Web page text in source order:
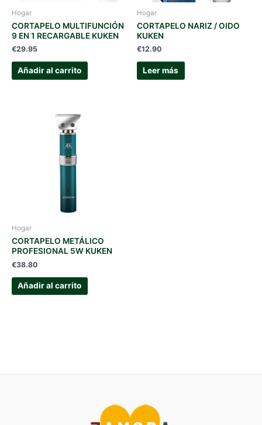
Hogar
CORTAPELO MULTIFUNCIÓN
9 EN 1 RECARGABLE KUKEN
€29.95
Añadir al carrito
Hogar
CORTAPELO NARIZ / OIDO
KUKEN
€12.90
Leer más
Hogar
CORTAPELO METÁLICO
PROFESIONAL 5W KUKEN
€38.80
Añadir al carrito